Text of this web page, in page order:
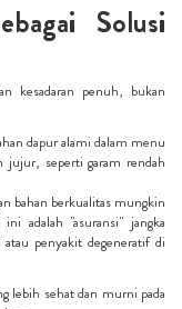
Solusi
kesadaran penuh, bukan
dapur alami dalam menu
jujur, seperti garam rendah
bahan berkualitas mungkin
adalah "asuransi" jangka
penyakit degeneratif di
lebih sehat dan murni pada